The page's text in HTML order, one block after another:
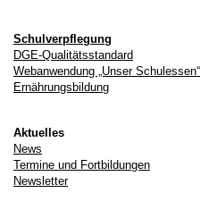
Schulverpflegung
DGE-Qualitätsstandard
Webanwendung „Unser Schulessen“
Ernährungsbildung
Aktuelles
News
Termine und Fortbildungen
Newsletter